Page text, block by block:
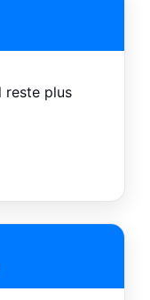
reste plus